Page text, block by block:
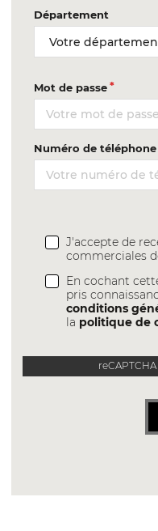
Département
Mot de passe
Numéro de téléphone
J'accepte de
commerciales
En cochant
pris
conditions
la politique de